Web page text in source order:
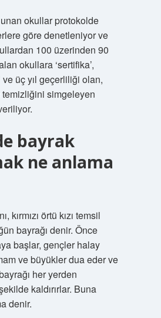
okullar protokolde
göre denetleniyor ve
100 üzerinden 90
okullara ‘sertifika’,
ve üç yıl geçerliliği olan,
temizliğini simgeleyen
bayrak
ne anlama
kırmızı örtü kızı temsil
bayrağı denir. Önce
başlar, gençler halay
ve büyükler dua eder ve
her yerden
kaldırırlar. Buna
denir.